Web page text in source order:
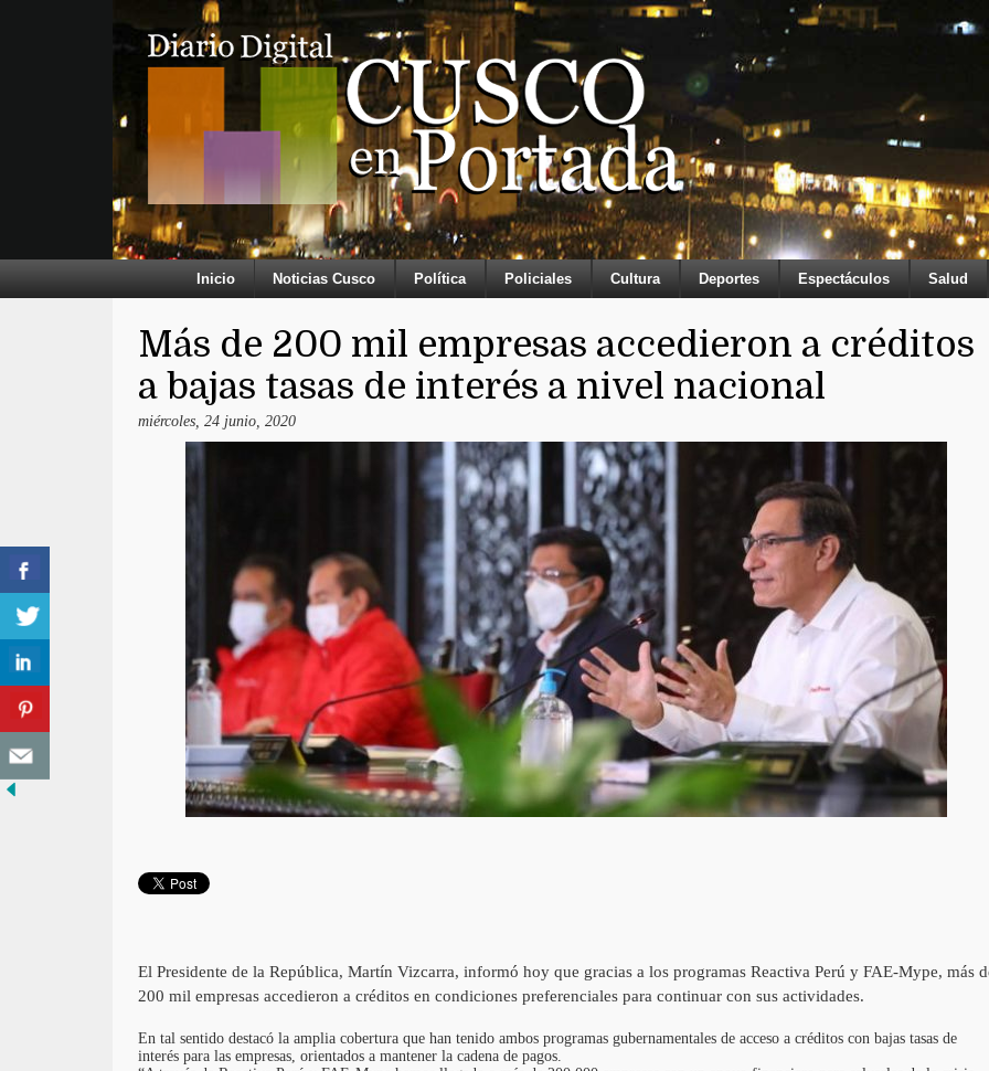
Inicio Noticias Cusco Política Policiales Cultura Deportes Espectáculos Salud
Más de 200 mil empresas accedieron a créditos
a bajas tasas de interés a nivel nacional
miércoles, 24 junio, 2020
El Presidente de la República, Martín Vizcarra, informó hoy que gracias a los programas Reactiva Perú y FAE-Mype, más
200 mil empresas accedieron a créditos en condiciones preferenciales para continuar con sus actividades.
En tal sentido destacó la amplia cobertura que han tenido ambos programas gubernamentales de acceso a créditos con bajas tasas de
interés para las empresas, orientados a mantener la cadena de pagos.